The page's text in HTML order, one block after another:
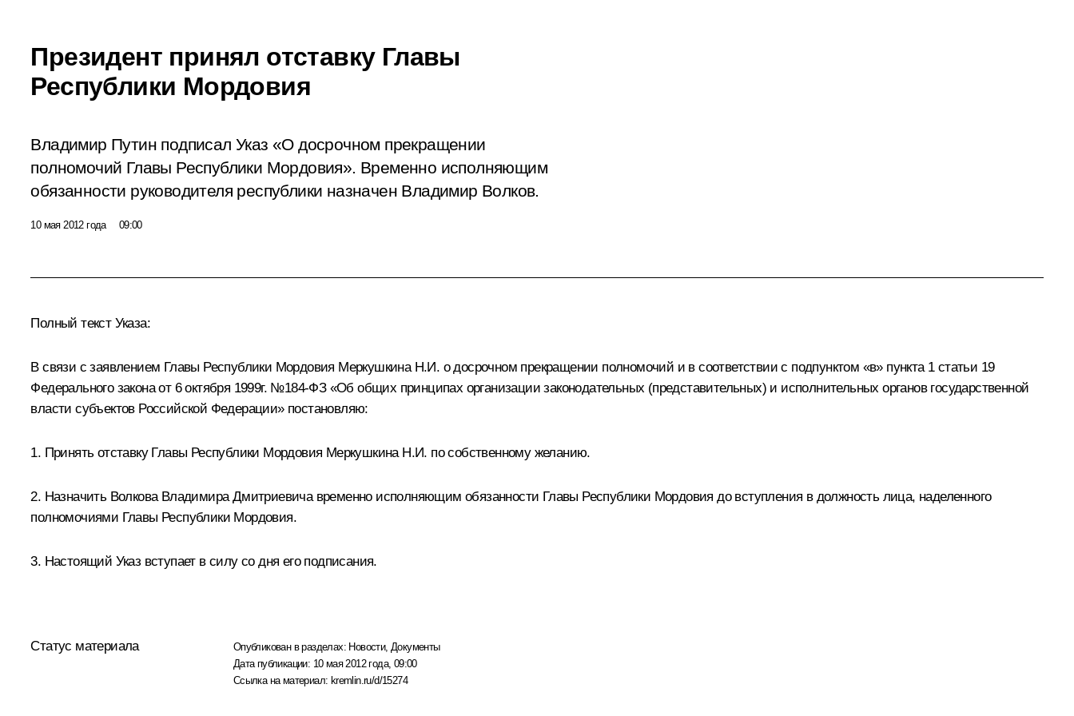
Президент принял отставку Главы
Республики Мордовия
Владимир Путин подписал Указ «О досрочном прекращении
полномочий Главы Республики Мордовия». Временно исполняющим
обязанности руководителя республики назначен Владимир Волков.
10 мая 2012 года 09:00
Полный текст Указа:
В связи с заявлением Главы Республики Мордовия Меркушкина Н.И. о досрочном прекращении полномочий и в соответствии с подпунктом «в» пункта 1 статьи 19
Федерального закона от 6 октября 1999г. №184-ФЗ «Об общих принципах организации законодательных (представительных) и исполнительных органов государственной
власти субъектов Российской Федерации» постановляю:
1. Принять отставку Главы Республики Мордовия Меркушкина Н.И. по собственному желанию.
2. Назначить Волкова Владимира Дмитриевича временно исполняющим обязанности Главы Республики Мордовия до вступления в должность лица, наделенного
полномочиями Главы Республики Мордовия.
3. Настоящий Указ вступает в силу со дня его подписания.
Статус материала Опубликован в разделах: Новости, Документы
Дата публикации: 10 мая 2012 года, 09:00
Ссылка на материал: kremlin.ru/d/15274